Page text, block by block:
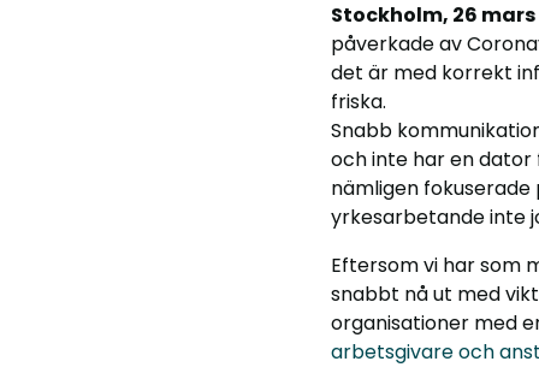
Stockholm, 26 mars
påverkade av
det är med korrekt
friska.
Snabb
och inte har en
nämligen
yrkesarbetande inte
Eftersom vi har som
snabbt nå ut med
organisationer med
arbetsgivare och